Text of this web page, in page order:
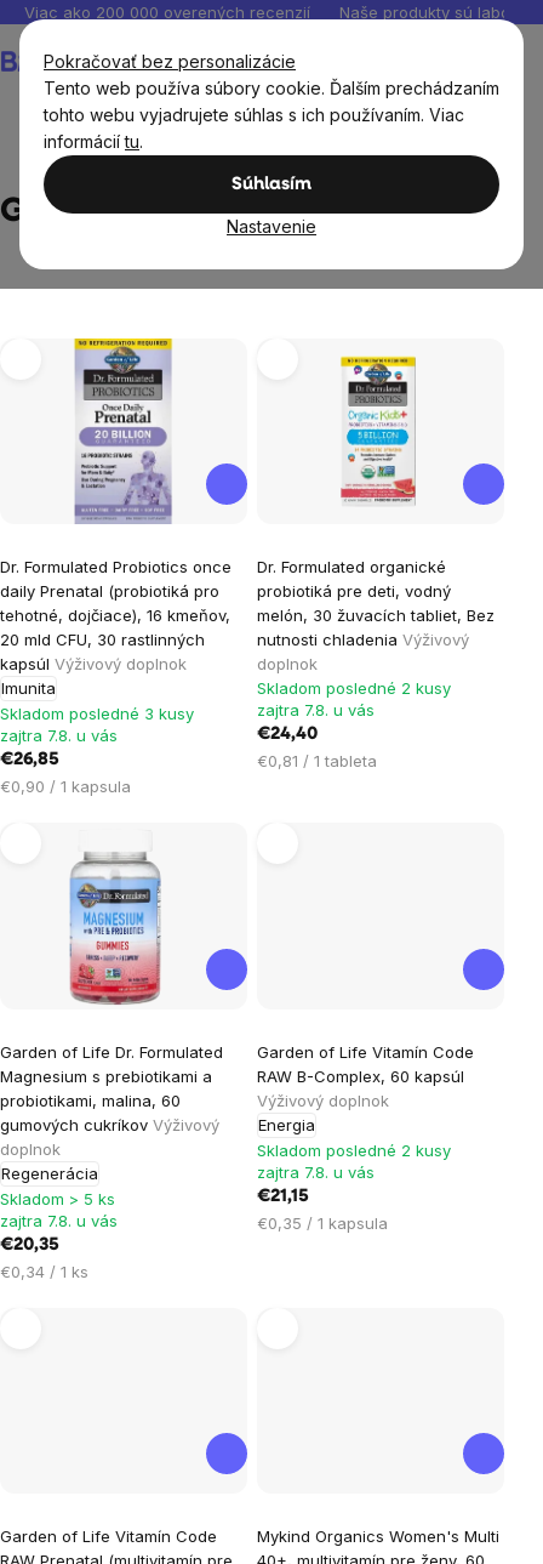
Pokračovať bez personalizácie
Tento web používa súbory cookie. Ďalším prechádzaním
tohto webu vyjadrujete súhlas s ich používaním. Viac
informáciítu.
Súhlasím
Nastavenie
Prejsť
obsah
Viac ako 200 000 overených recenzií Naše produkty sú
košík
Garden of life
Garden of life
produktov
Dr. Formulated Probiotics once
daily Prenatal (probiotiká pro
tehotné, dojčiace), 16 kmeňov,
20 mld CFU, 30 rastlinných
kapsúl Výživový doplnok
Imunita
hodnotenie
produktu
je
5,0
z
5
hviezdičiek.
Skladom posledné 3 kusy
zajtra 7.8. u vás
€26,85
Jednotková
€0,90 / 1 kapsula
Dr. Formulated organické
probiotiká pre deti, vodný
melón, 30 žuvacích tabliet, Bez
nutnosti chladenia Výživový
doplnok
Skladom posledné 2 kusy
zajtra 7.8. u vás
€24,40
Jednotková
€0,81 / 1 tableta
Garden of Life Dr. Formulated
Magnesium s prebiotikami a
probiotikami, malina, 60
gumových cukríkov Výživový
doplnok
Regenerácia
Skladom > 5 ks
zajtra 7.8. u vás
€20,35
Jednotková
€0,34 / 1 ks
Garden of Life Vitamín Code
RAW B-Complex, 60 kapsúl
Výživový doplnok
Energia
Skladom posledné 2 kusy
zajtra 7.8. u vás
€21,15
Jednotková
€0,35 / 1 kapsula
Garden of Life Vitamín Code
Mykind Organics Women's Multi